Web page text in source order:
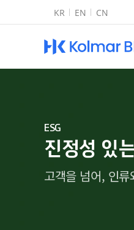
KR EN CN
ESG
진정성 있
고객을 넘어, 인